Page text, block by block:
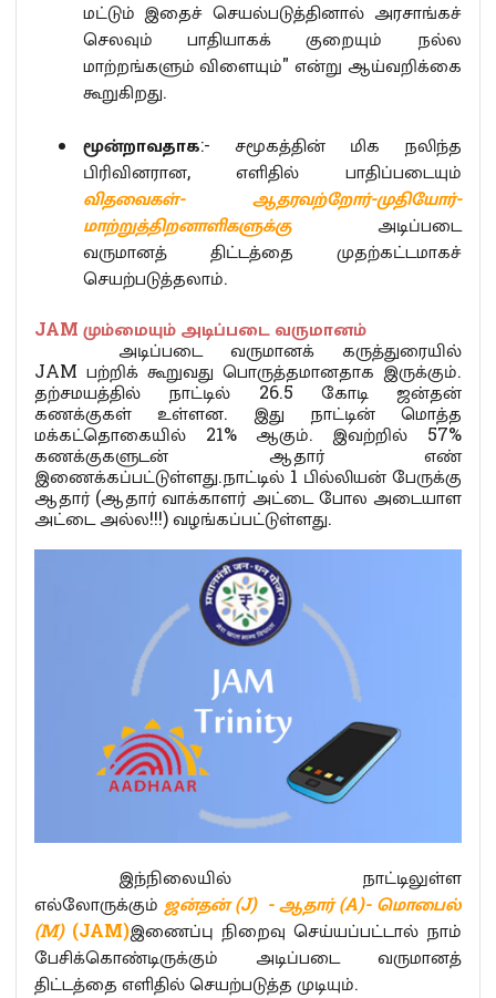
மட்டும் இதைச் செயல்படுத்தினால் அரசாங்கச்
செலவும் பாதியாகக் குறையும் நல்ல
மாற்றங்களும் விளையும்" என்று ஆய்வறிக்கை
கூறுகிறது.
மூன்றாவதாக:- சமூகத்தின் மிக நலிந்த
பிரிவினரான, எளிதில் பாதிப்படையும்
விதவைகள்- ஆதரவற்றோர்-முதியோர்-
மாற்றுத்திறனாளிகளுக்குஅடிப்படை
வருமானத் திட்டத்தை முதற்கட்டமாகச்
செயற்படுத்தலாம்.
JAM மும்மையும் அடிப்படை வருமானம்
அடிப்படை வருமானக் கருத்துரையில்
JAM பற்றிக் கூறுவது பொருத்தமானதாக இருக்கும்.
தற்சமயத்தில் நாட்டில் 26.5 கோடி ஜன்தன்
கணக்குகள் உள்ளன. இது நாட்டின் மொத்த
மக்கட்தொகையில் 21% ஆகும். இவற்றில் 57%
கணக்குகளுடன் ஆதார் எண்
இணைக்கப்பட்டுள்ளது.நாட்டில் 1 பில்லியன் பேருக்கு
ஆதார் (ஆதார் வாக்காளர் அட்டை போல அடையாள
அட்டை அல்ல!!!) வழங்கப்பட்டுள்ளது.
இந்நிலையில் நாட்டிலுள்ள
எல்லோருக்கும் ஜன்தன் (J) - ஆதார் (A)- மொபைல்
(M) (JAM)இணைப்பு நிறைவு செய்யப்பட்டால் நாம்
பேசிக்கொண்டிருக்கும் அடிப்படை வருமானத்
திட்டத்தை எளிதில் செயற்படுத்த முடியும்.